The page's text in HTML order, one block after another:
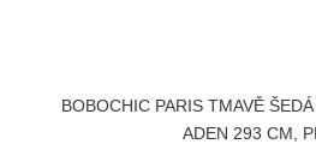
BOBOCHIC PARIS TMAVĚ
ADEN 293 CM,